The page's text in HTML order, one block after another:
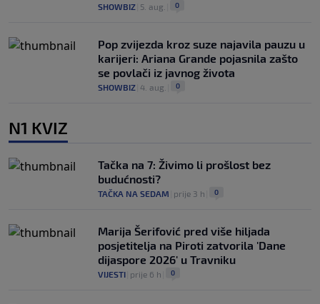
SHOWBIZ 5. aug. 0
Pop zvijezda kroz suze najavila pauzu u
karijeri: Ariana Grande pojasnila zašto
se povlači iz javnog života
SHOWBIZ 4. aug. 0
N1 KVIZ
Tačka na 7: Živimo li prošlost bez
budućnosti?
TAČKA NA SEDAM prije 3 h 0
Marija Šerifović pred više hiljada
posjetitelja na Piroti zatvorila 'Dane
dijaspore 2026' u Travniku
VIJESTI prije 6 h 0